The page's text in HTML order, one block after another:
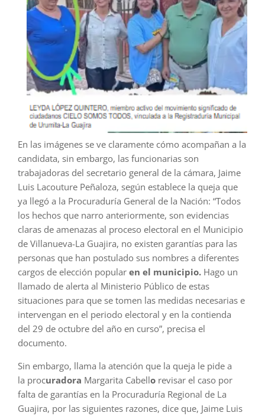
En las imágenes se ve claramente cómo acompañan a la
candidata, sin embargo, las funcionarias son
trabajadoras del secretario general de la cámara, Jaime
Luis Lacouture Peñaloza, según establece la queja que
ya llegó a la Procuraduría General de la Nación: “Todos
los hechos que narro anteriormente, son evidencias
claras de amenazas al proceso electoral en el Municipio
de Villanueva-La Guajira, no existen garantías para las
personas que han postulado sus nombres a diferentes
cargos de elección popular en el municipio. Hago un
llamado de alerta al Ministerio Público de estas
situaciones para que se tomen las medidas necesarias e
intervengan en el periodo electoral y en la contienda
del 29 de octubre del año en curso”, precisa el
documento.
Sin embargo, llama la atención que la queja le pide a
la procuradora Margarita Cabello revisar el caso por
falta de garantías en la Procuraduría Regional de La
Guajira, por las siguientes razones, dice que, Jaime Luis